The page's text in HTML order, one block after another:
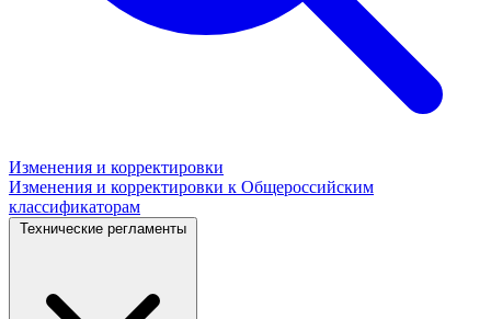
Изменения и корректировки
Изменения и корректировки к Общероссийским
классификаторам
Технические регламенты